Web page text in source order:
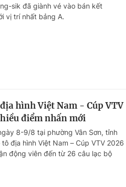
sik đã giành vé vào bán kết
vị trí nhất bảng A.
hình Việt Nam - Cúp VTV
điểm nhấn mới
8-9/8 tại phường Vân Sơn, tỉnh
tô địa hình Việt Nam – Cúp VTV 2026
động viên đến từ 26 câu lạc bộ